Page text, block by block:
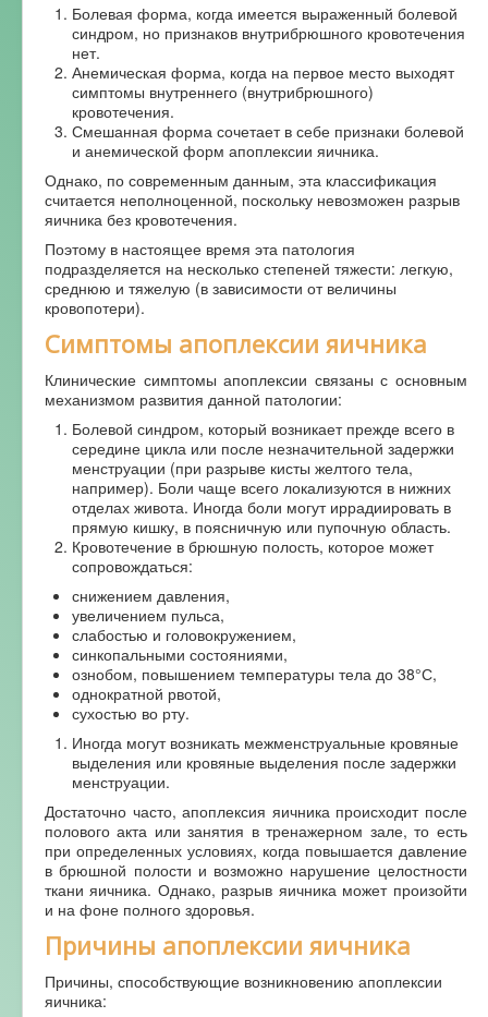
Болевая форма, когда имеется выраженный болевой
синдром, но признаков внутрибрюшного кровотечения
нет.
Анемическая форма, когда на первое место выходят
симптомы внутреннего (внутрибрюшного)
кровотечения.
Смешанная форма сочетает в себе признаки болевой
и анемической форм апоплексии яичника.
Однако, по современным данным, эта классификация
считается неполноценной, поскольку невозможен разрыв
яичника без кровотечения.
Поэтому в настоящее время эта патология
подразделяется на несколько степеней тяжести: легкую,
среднюю и тяжелую (в зависимости от величины
кровопотери).
Симптомы апоплексии яичника
Клинические симптомы апоплексии связаны с основным
механизмом развития данной патологии:
Болевой синдром, который возникает прежде всего в
середине цикла или после незначительной задержки
менструации (при разрыве кисты желтого тела,
например). Боли чаще всего локализуются в нижних
отделах живота. Иногда боли могут иррадиировать в
прямую кишку, в поясничную или пупочную область.
Кровотечение в брюшную полость, которое может
сопровождаться:
снижением давления,
увеличением пульса,
слабостью и головокружением,
синкопальными состояниями,
ознобом, повышением температуры тела до 38°С,
однократной рвотой,
сухостью во рту.
Иногда могут возникать межменструальные кровяные
выделения или кровяные выделения после задержки
менструации.
Достаточно часто, апоплексия яичника происходит после
полового акта или занятия в тренажерном зале, то есть
при определенных условиях, когда повышается давление
в брюшной полости и возможно нарушение целостности
ткани яичника. Однако, разрыв яичника может произойти
и на фоне полного здоровья.
Причины апоплексии яичника
Причины, способствующие возникновению апоплексии
яичника: